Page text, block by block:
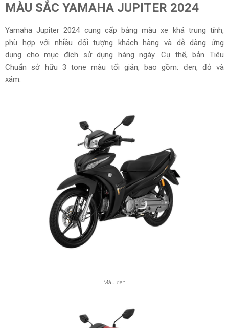
MÀU SẮC YAMAHA JUPITER 2024
Yamaha Jupiter 2024 cung cấp bảng màu xe khá trung tính,
phù hợp với nhiều đối tượng khách hàng và dễ dàng ứng
dụng cho mục đích sử dụng hàng ngày. Cụ thể, bản Tiêu
Chuẩn sở hữu 3 tone màu tối giản, bao gồm: đen, đỏ và
xám.
Màu đen